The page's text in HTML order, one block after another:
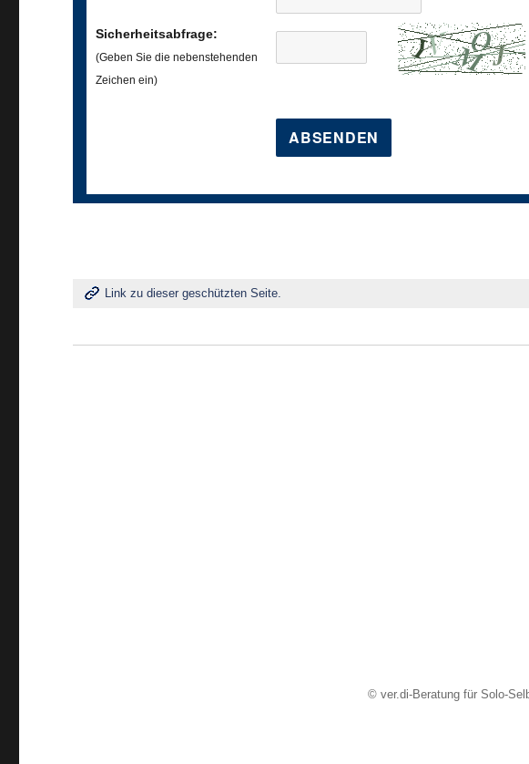
Sicherheitsabfrage:
(Geben Sie die nebenstehenden
Zeichen ein)
Link zu dieser geschützten Seite.
© ver.di-Beratung für Solo-